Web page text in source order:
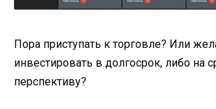
Пора приступать к торговле? Или
инвестировать в долгосрок, либо на
перспективу?